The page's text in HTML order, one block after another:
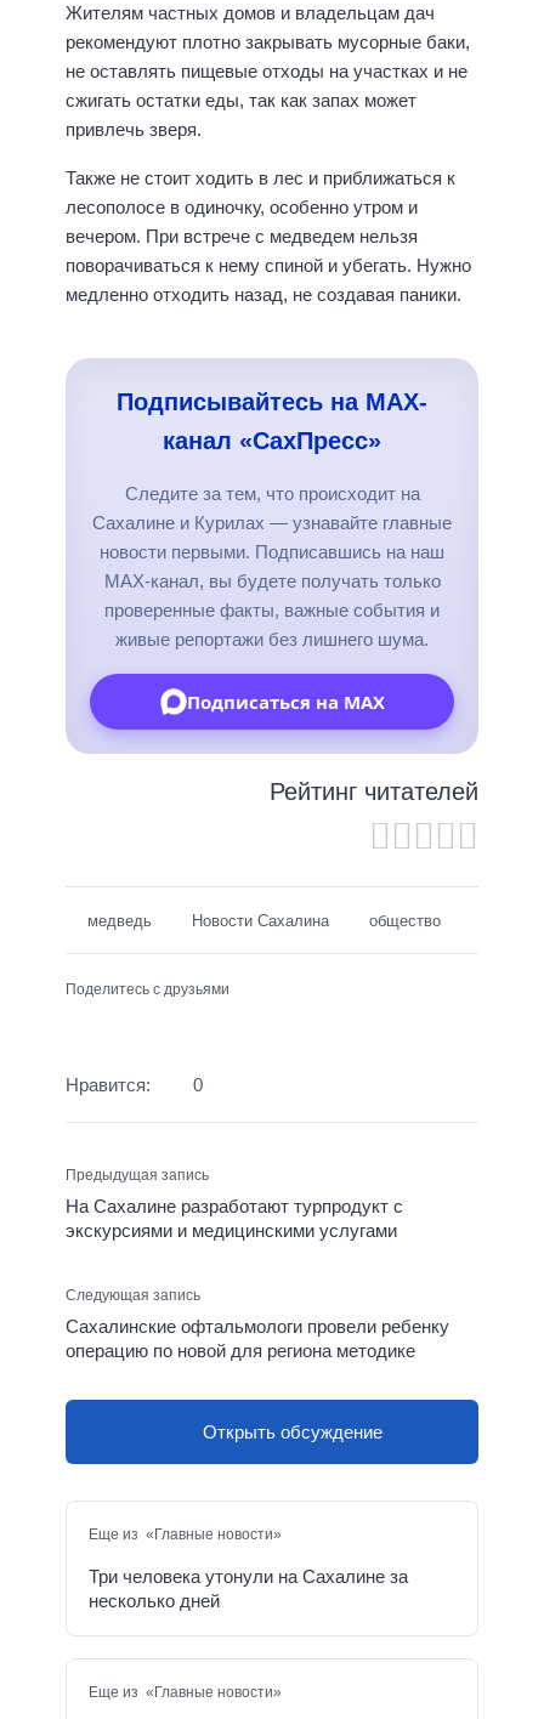
Жителям частных домов и владельцам дач
рекомендуют плотно закрывать мусорные баки,
не оставлять пищевые отходы на участках и не
сжигать остатки еды, так как запах может
привлечь зверя.
Также не стоит ходить в лес и приближаться к
лесополосе в одиночку, особенно утром и
вечером. При встрече с медведем нельзя
поворачиваться к нему спиной и убегать. Нужно
медленно отходить назад, не создавая паники.
Подписывайтесь на MAX-
канал «СахПресс»
Следите за тем, что происходит на
Сахалине и Курилах — узнавайте главные
новости первыми. Подписавшись на наш
MAX-канал, вы будете получать только
проверенные факты, важные события и
живые репортажи без лишнего шума.
Подписаться на MAX
Рейтинг читателей
медведь Новости Сахалина общество
Поделитесь с друзьями
Нравится: 0
Предыдущая запись
На Сахалине разработают турпродукт с
экскурсиями и медицинскими услугами
Следующая запись
Сахалинские офтальмологи провели ребенку
операцию по новой для региона методике
Открыть обсуждение
Еще из «Главные новости»
Три человека утонули на Сахалине за
несколько дней
Еще из «Главные новости»